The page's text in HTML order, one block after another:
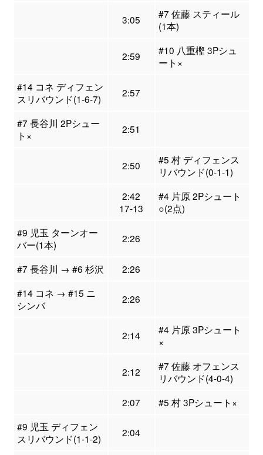
3:05
#7 佐藤 スティール
(1本)
2:59
#10 八重樫 3Pシュ
ート×
#14 コネ ディフェン
スリバウンド(1-6-7)
2:57
#7 長谷川 2Pシュー
ト×
2:51
2:50
#5 村 ディフェンス
リバウンド(0-1-1)
2:42
17-13
#4 片原 2Pシュート
○(2点)
#9 児玉 ターンオー
バー(1本)
2:26
#7 長谷川 → #6 杉沢
2:26
#14 コネ → #15 ニ
シンバ
2:26
2:14
#4 片原 3Pシュート
×
2:12
#7 佐藤 オフェンス
リバウンド(4-0-4)
2:07
#5 村 3Pシュート×
#9 児玉 ディフェン
スリバウンド(1-1-2)
2:04